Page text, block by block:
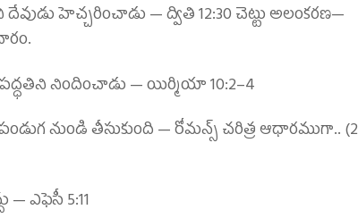
దేవుడు హెచ్చరించాడు —ద్వితి 12:30చెట్టు అలంకరణ—
నిందించాడు —యిర్మియా 10:2–4
నుండి తీసుకుంది —రోమన్స్ చరిత్ర ఆధారముగా.. (2
—ఎఫెసీ 5:11